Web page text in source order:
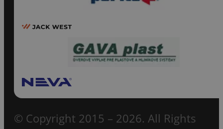
© Copyright 2015 – 2026. All Rights